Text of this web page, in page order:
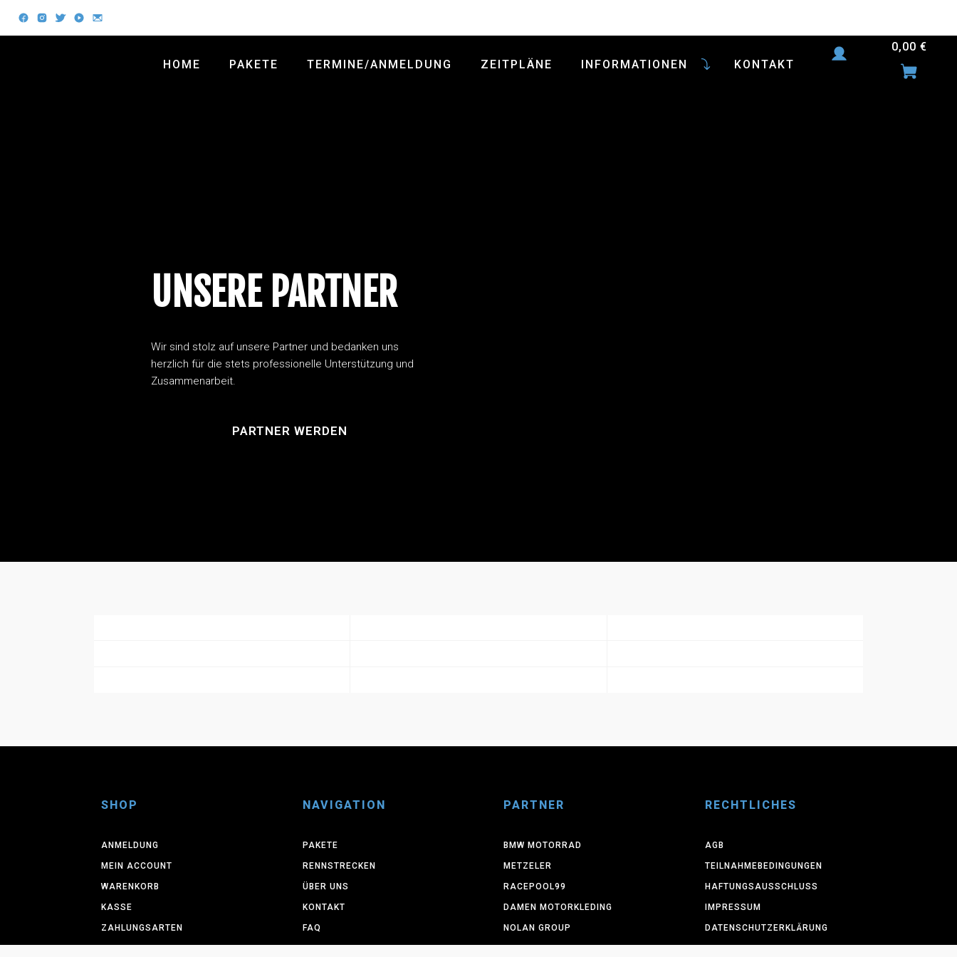
HOME PAKETE TERMINE/ANMELDUNG ZEITPLÄNE INFORMATIONEN KONTAKT
0,00€
UNSERE PARTNER
Wir sind stolz auf unsere Partner und bedanken uns
herzlich für die stets professionelle Unterstützung und
Zusammenarbeit.
PARTNER WERDEN
SHOP
ANMELDUNG
MEIN ACCOUNT
WARENKORB
KASSE
ZAHLUNGSARTEN
NAVIGATION
PAKETE
RENNSTRECKEN
ÜBER UNS
KONTAKT
FAQ
PARTNER
BMW MOTORRAD
METZELER
RACEPOOL99
DAMEN MOTORKLEDING
NOLAN GROUP
RECHTLICHES
AGB
TEILNAHMEBEDINGUNGEN
HAFTUNGSAUSSCHLUSS
IMPRESSUM
DATENSCHUTZERKLÄRUNG